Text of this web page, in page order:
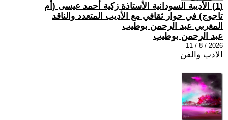
(1) الأديبة السودانية الأستاذة زكية أحمد عيسى (أم
تاجوج) في حوار ثقافي مع الأديب المتعدد والناقد
المغربي عبد الرحمن بوطيب
عبد الرحمن بوطيب
2026 / 8 / 11
الادب والفن